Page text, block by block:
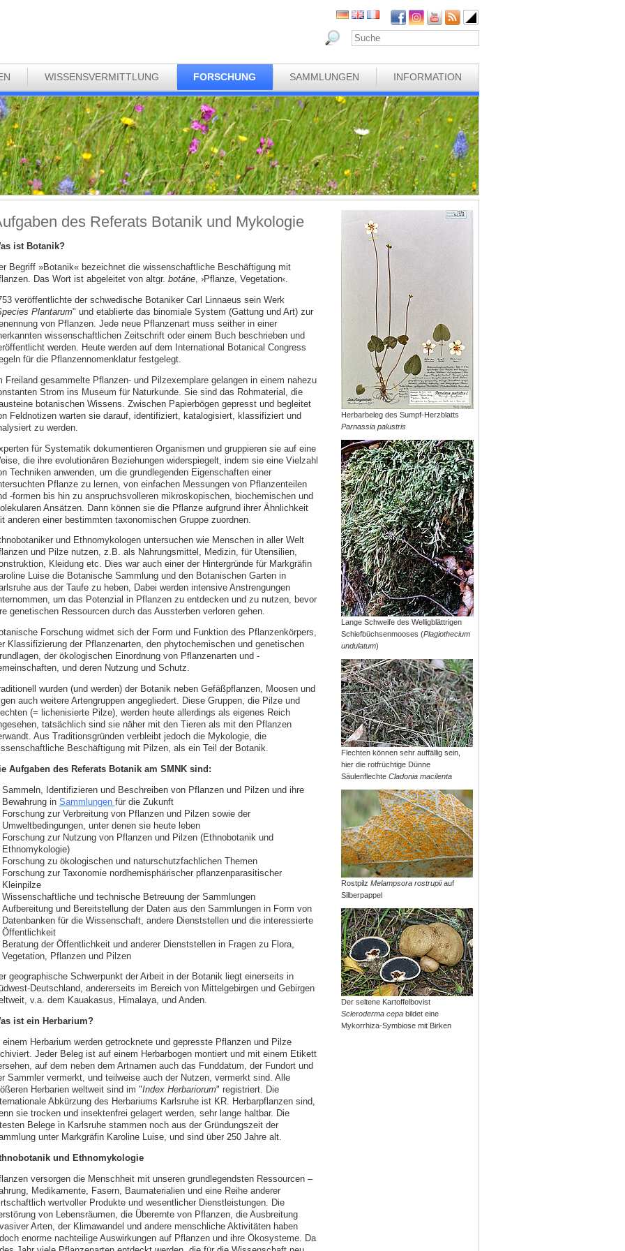
WISSENSVERMITTLUNG FORSCHUNG SAMMLUNGEN INFORMATION
des Referats Botanik und Mykologie
ist Botanik?
Begriff »Botanik« bezeichnet die wissenschaftliche Beschäftigung mit
Das Wort ist abgeleitet von altgr. botáne, ›Pflanze, Vegetation‹.
veröffentlichte der schwedische Botaniker Carl Linnaeus sein Werk
Plantarum" und etablierte das binomiale System (Gattung und Art) zur
von Pflanzen. Jede neue Pflanzenart muss seither in einer
wissenschaftlichen Zeitschrift oder einem Buch beschrieben und
werden. Heute werden auf dem International Botanical Congress
für die Pflanzennomenklatur festgelegt.
Freiland gesammelte Pflanzen- und Pilzexemplare gelangen in einem nahezu
Strom ins Museum für Naturkunde. Sie sind das Rohmaterial, die
botanischen Wissens. Zwischen Papierbögen gepresst und begleitet
Feldnotizen warten sie darauf, identifiziert, katalogisiert, klassifiziert und
zu werden.
für Systematik dokumentieren Organismen und gruppieren sie auf eine
die ihre evolutionären Beziehungen widerspiegelt, indem sie eine Vielzahl
Techniken anwenden, um die grundlegenden Eigenschaften einer
Pflanze zu lernen, von einfachen Messungen von Pflanzenteilen
-formen bis hin zu anspruchsvolleren mikroskopischen, biochemischen und
Ansätzen. Dann können sie die Pflanze aufgrund ihrer Ähnlichkeit
anderen einer bestimmten taxonomischen Gruppe zuordnen.
und Ethnomykologen untersuchen wie Menschen in aller Welt
und Pilze nutzen, z.B. als Nahrungsmittel, Medizin, für Utensilien,
Kleidung etc. Dies war auch einer der Hintergründe für Markgräfin
Luise die Botanische Sammlung und den Botanischen Garten in
aus der Taufe zu heben, Dabei werden intensive Anstrengungen
um das Potenzial in Pflanzen zu entdecken und zu nutzen, bevor
genetischen Ressourcen durch das Aussterben verloren gehen.
Forschung widmet sich der Form und Funktion des Pflanzenkörpers,
Klassifizierung der Pflanzenarten, den phytochemischen und genetischen
der ökologischen Einordnung von Pflanzenarten und -
und deren Nutzung und Schutz.
wurden (und werden) der Botanik neben Gefäßpflanzen, Moosen und
auch weitere Artengruppen angegliedert. Diese Gruppen, die Pilze und
(= lichenisierte Pilze), werden heute allerdings als eigenes Reich
tatsächlich sind sie näher mit den Tieren als mit den Pflanzen
Aus Traditionsgründen verbleibt jedoch die Mykologie, die
Beschäftigung mit Pilzen, als ein Teil der Botanik.
Aufgaben des Referats Botanik am SMNK sind:
Sammeln, Identifizieren und Beschreiben von Pflanzen und Pilzen und ihre
Bewahrung in Sammlungen für die Zukunft
Forschung zur Verbreitung von Pflanzen und Pilzen sowie der
Umweltbedingungen, unter denen sie heute leben
Forschung zur Nutzung von Pflanzen und Pilzen (Ethnobotanik und
Ethnomykologie)
Forschung zu ökologischen und naturschutzfachlichen Themen
Forschung zur Taxonomie nordhemisphärischer pflanzenparasitischer
Kleinpilze
Wissenschaftliche und technische Betreuung der Sammlungen
Aufbereitung und Bereitstellung der Daten aus den Sammlungen in Form von
Datenbanken für die Wissenschaft, andere Dienststellen und die interessierte
Öffentlichkeit
Beratung der Öffentlichkeit und anderer Dienststellen in Fragen zu Flora,
Vegetation, Pflanzen und Pilzen
geographische Schwerpunkt der Arbeit in der Botanik liegt einerseits in
Deutschland, andererseits im Bereich von Mittelgebirgen und Gebirgen
v.a. dem Kauakasus, Himalaya, und Anden.
ist ein Herbarium?
einem Herbarium werden getrocknete und gepresste Pflanzen und Pilze
Jeder Beleg ist auf einem Herbarbogen montiert und mit einem Etikett
auf dem neben dem Artnamen auch das Funddatum, der Fundort und
Sammler vermerkt, und teilweise auch der Nutzen, vermerkt sind. Alle
Herbarien weltweit sind im "Index Herbariorum" registriert. Die
Abkürzung des Herbariums Karlsruhe ist KR. Herbarpflanzen sind,
sie trocken und insektenfrei gelagert werden, sehr lange haltbar. Die
Belege in Karlsruhe stammen noch aus der Gründungszeit der
unter Markgräfin Karoline Luise, und sind über 250 Jahre alt.
und Ethnomykologie
versorgen die Menschheit mit unseren grundlegendsten Ressourcen –
Medikamente, Fasern, Baumaterialien und eine Reihe anderer
wertvoller Produkte und wesentlicher Dienstleistungen. Die
von Lebensräumen, die Überernte von Pflanzen, die Ausbreitung
Arten, der Klimawandel und andere menschliche Aktivitäten haben
enorme nachteilige Auswirkungen auf Pflanzen und ihre Ökosysteme. Da
Herbarbeleg des Sumpf-Herzblatts
Parnassia palustris
Lange Schweife des Welligblättrigen
Schiefbüchsenmooses (Plagiothecium
undulatum)
Flechten können sehr auffällig sein,
hier die rotfrüchtige Dünne
Säulenflechte Cladonia macilenta
Rostpilz Melampsora rostrupiiauf
Silberpappel
Der seltene Kartoffelbovist
Scleroderma cepabildet eine
Mykorrhiza-Symbiose mit Birken